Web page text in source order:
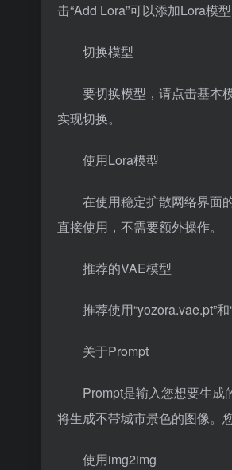
击“Add Lora”可以添加Lora模型
切换模型
要切换模型，请点击基本
实现切换。
使用Lora模型
在使用稳定扩散网络界面
直接使用，不需要额外操作。
推荐的VAE模型
推荐使用“yozora.vae.pt”
关于Prompt
Prompt是输入您想要生成
将生成不带城市景色的图像。
使用img2img